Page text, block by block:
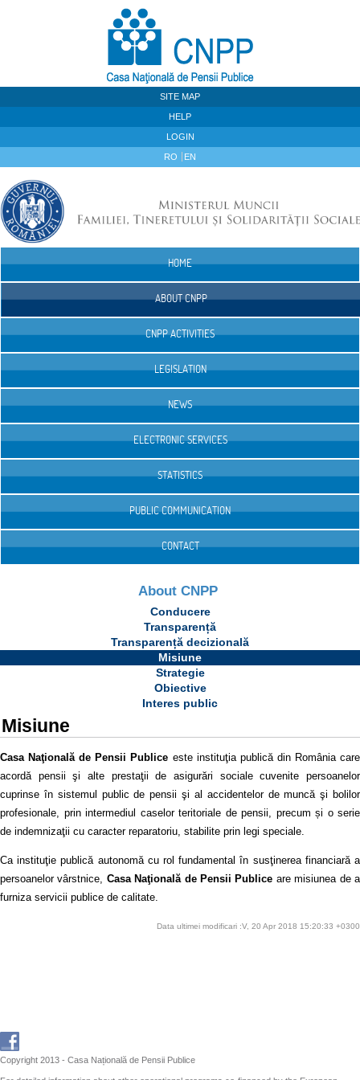
SITE MAP
HELP
LOGIN
RO EN
HOME
ABOUT CNPP
CNPP ACTIVITIES
LEGISLATION
NEWS
ELECTRONIC SERVICES
STATISTICS
PUBLIC COMMUNICATION
CONTACT
About CNPP
Conducere
Transparență
Transparență decizională
Misiune
Strategie
Obiective
Interes public
Misiune
Casa Naţională de Pensii Publice este instituţia publică din România care
acordă pensii şi alte prestaţii de asigurări sociale cuvenite persoanelor
cuprinse în sistemul public de pensii şi al accidentelor de muncă şi bolilor
profesionale, prin intermediul caselor teritoriale de pensii, precum și o serie
de indemnizaţii cu caracter reparatoriu, stabilite prin legi speciale.
Ca instituţie publică autonomă cu rol fundamental în susţinerea financiară a
persoanelor vârstnice, Casa Naţională de Pensii Publice are misiunea de a
furniza servicii publice de calitate.
Data ultimei modificari :V, 20 Apr 2018 15:20:33 +0300
Copyright 2013 - Casa Națională de Pensii Publice